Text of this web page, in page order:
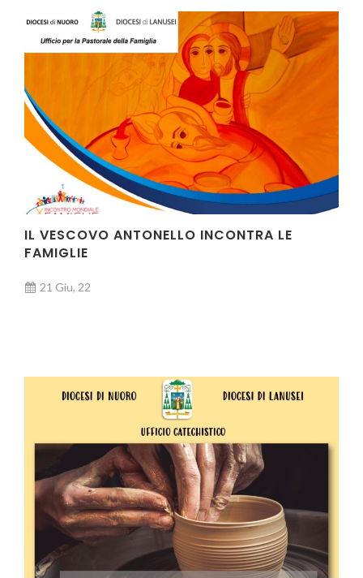
IL VESCOVO ANTONELLO INCONTRA LE
FAMIGLIE
21 Giu, 22